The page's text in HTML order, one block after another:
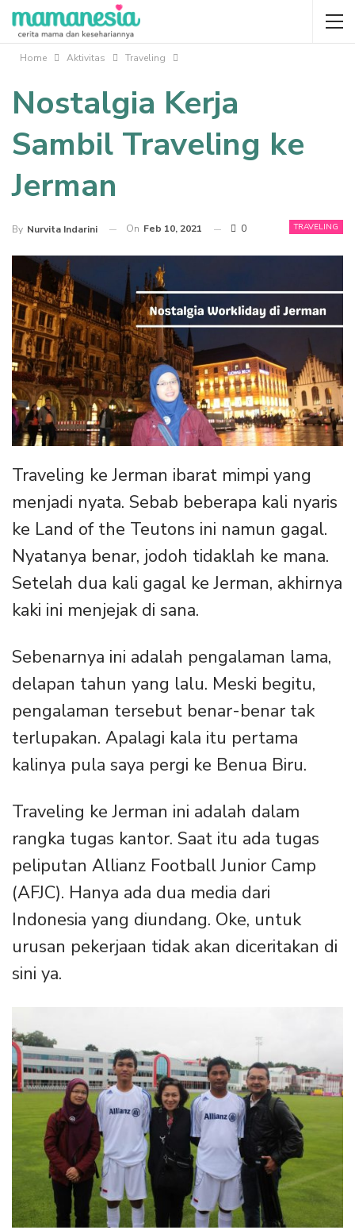
Home Aktivitas Traveling
Nostalgia Kerja
Sambil Traveling ke
Jerman
TRAVELING
By Nurvita Indarini On Feb 10, 2021 0
Traveling ke Jerman ibarat mimpi yang
menjadi nyata. Sebab beberapa kali nyaris
ke Land of the Teutons ini namun gagal.
Nyatanya benar, jodoh tidaklah ke mana.
Setelah dua kali gagal ke Jerman, akhirnya
kaki ini menjejak di sana.
Sebenarnya ini adalah pengalaman lama,
delapan tahun yang lalu. Meski begitu,
pengalaman tersebut benar-benar tak
terlupakan. Apalagi kala itu pertama
kalinya pula saya pergi ke Benua Biru.
Traveling ke Jerman ini adalah dalam
rangka tugas kantor. Saat itu ada tugas
peliputan Allianz Football Junior Camp
(AFJC). Hanya ada dua media dari
Indonesia yang diundang. Oke, untuk
urusan pekerjaan tidak akan diceritakan di
sini ya.